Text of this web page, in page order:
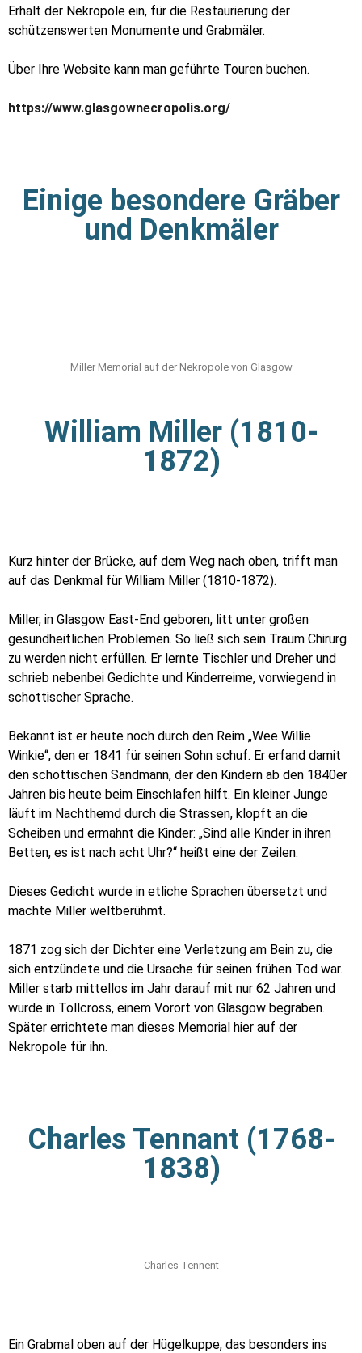
Erhalt der Nekropole ein, für die Restaurierung der
schützenswerten Monumente und Grabmäler.
Über Ihre Website kann man geführte Touren buchen.
https://www.glasgownecropolis.org/
Einige besondere Gräber
und Denkmäler
Miller Memorial auf der Nekropole von Glasgow
William Miller (1810-
1872)
Kurz hinter der Brücke, auf dem Weg nach oben, trifft man
auf das Denkmal für William Miller (1810-1872).
Miller, in Glasgow East-End geboren, litt unter großen
gesundheitlichen Problemen. So ließ sich sein Traum Chirurg
zu werden nicht erfüllen. Er lernte Tischler und Dreher und
schrieb nebenbei Gedichte und Kinderreime, vorwiegend in
schottischer Sprache.
Bekannt ist er heute noch durch den Reim „Wee Willie
Winkie“, den er 1841 für seinen Sohn schuf. Er erfand damit
den schottischen Sandmann, der den Kindern ab den 1840er
Jahren bis heute beim Einschlafen hilft. Ein kleiner Junge
läuft im Nachthemd durch die Strassen, klopft an die
Scheiben und ermahnt die Kinder: „Sind alle Kinder in ihren
Betten, es ist nach acht Uhr?“ heißt eine der Zeilen.
Dieses Gedicht wurde in etliche Sprachen übersetzt und
machte Miller weltberühmt.
1871 zog sich der Dichter eine Verletzung am Bein zu, die
sich entzündete und die Ursache für seinen frühen Tod war.
Miller starb mittellos im Jahr darauf mit nur 62 Jahren und
wurde in Tollcross, einem Vorort von Glasgow begraben.
Später errichtete man dieses Memorial hier auf der
Nekropole für ihn.
Charles Tennant (1768-
1838)
Charles Tennent
Ein Grabmal oben auf der Hügelkuppe, das besonders ins